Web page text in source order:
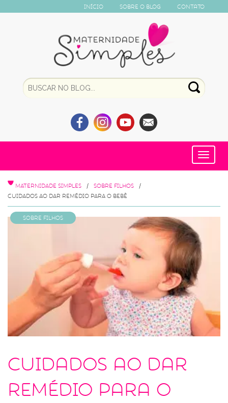
Início Sobre o Blog Contato
Toggle
MATERNIDADE SIMPLES
SOBRE FILHOS
CUIDADOS AO DAR REMÉDIO PARA O BEBÊ
Sobre Filhos
Cuidados ao dar
remédio para o